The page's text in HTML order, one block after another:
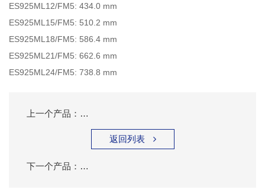
ES925ML12/FM5: 434.0 mm
ES925ML15/FM5: 510.2 mm
ES925ML18/FM5: 586.4 mm
ES925ML21/FM5: 662.6 mm
ES925ML24/FM5: 738.8 mm
上一个产品：
铁三角 ES925H/FM5 超心形电容式鹅颈话筒
返回列表 
下一个产品：
铁三角 ES925C/DS5 心形电容式鹅颈话筒带5